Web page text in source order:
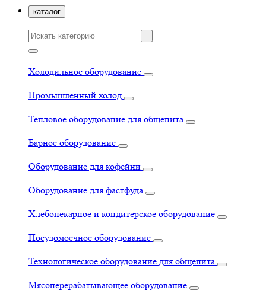
каталог
Холодильное оборудование
Промышленный холод
Тепловое оборудование для общепита
Барное оборудование
Оборудование для кофейни
Оборудование для фастфуда
Хлебопекарное и кондитерское оборудование
Посудомоечное оборудование
Технологическое оборудование для общепита
Мясоперерабатывающее оборудование